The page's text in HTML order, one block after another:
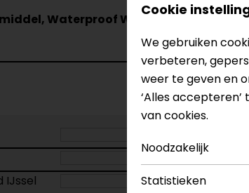
Waterproof Wash-in 300ml
IJssel
Cookie
We gebruiken
verbeteren,
weer te geven en
‘Alles
van cookies.
Noodzakelijk
Statistieken